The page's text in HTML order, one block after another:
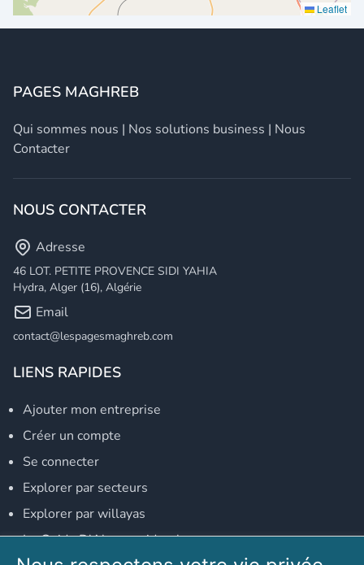
Leaflet
PAGES MAGHREB
Qui sommes nous | Nos solutions business | Nous
Contacter
NOUS CONTACTER
Adresse
46 LOT. PETITE PROVENCE SIDI YAHIA
Hydra, Alger (16), Algérie
Email
contact@lespagesmaghreb.com
LIENS RAPIDES
Ajouter mon entreprise
Créer un compte
Se connecter
Explorer par secteurs
Explorer par willayas
Le Guide D'Alger, guide-alger.com